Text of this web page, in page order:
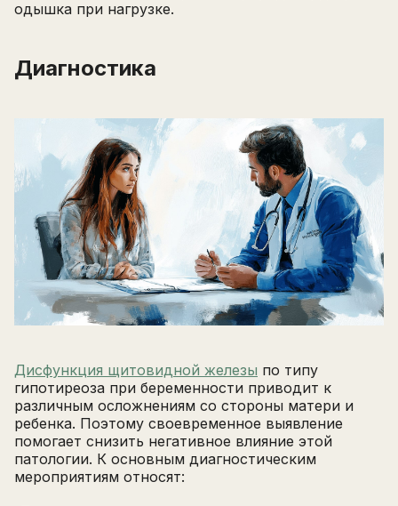
одышка при нагрузке.
Диагностика
Дисфункция щитовидной железы по типу
гипотиреоза при беременности приводит к
различным осложнениям со стороны матери и
ребенка. Поэтому своевременное выявление
помогает снизить негативное влияние этой
патологии. К основным диагностическим
мероприятиям относят: